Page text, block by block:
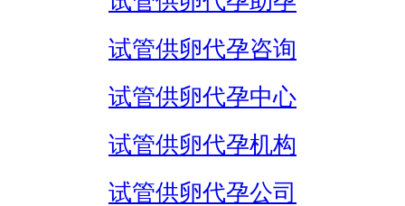
试管供卵代孕咨询
试管供卵代孕中心
试管供卵代孕机构
试管供卵代孕公司